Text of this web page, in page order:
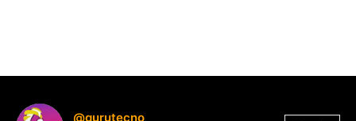
@gurutecno